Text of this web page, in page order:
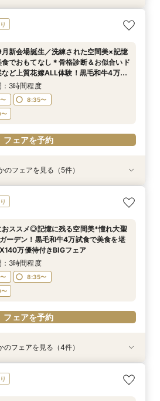
におススメ＞全館見学×4万コース試食×
談会
14:00〜
フェアを予約
カップル様へ】ふたりで選ぶ、ふたり
検定取得の専属スタッフがご案内◇
：3時間程度
14:00〜
フェアを予約
新会場誕生／洗練された空間美×記憶
食でおもてなし＊骨格診断＆お似合いド
など上質花嫁ALL体験！黒毛和牛4万試
：3時間程度
8:35〜
フェアを予約
る本格大聖堂×洗練された美食】黒毛
食で美食を確認！骨格診断＆お似合い
3時間程度
8:35〜
フェアを予約
の記憶に残るチャペル演出》ドレス映
聖堂で感動の挙式体験！骨格診断＆お
3時間程度
フェアを予約
に◎＞じっくり相談会×大聖堂×上質会
試食付きBIGフェア
8:35〜
フェアを予約
視の方へ◎＞こだわり抜いた記憶に残る
◇黒毛和牛4万試食付き！骨格診断＆お
3時間程度
8:35〜
フェアを予約
花嫁に◎SNSで話題の最新マッピング演
試食付きBIGフェア
8:35〜
フェアを予約
のフェアを見る（5件）
おススメ◎記憶に残る空間美*憧れ大聖
ーデン！黒毛和牛4万試食で美食を堪
万優待付きBIGフェア
：3時間程度
8:35〜
フェアを予約
る本格大聖堂×洗練された美食】黒毛
食で美食を確認！骨格診断＆お似合い
視の方へ◎＞こだわり抜いた記憶に残る
◇黒毛和牛4万試食付き！骨格診断＆お
花嫁に◎SNSで話題の最新マッピング演
試食付きBIGフェア
◎《東京を一望！地上55ｍのルーフトッ
とは思えない開放感を体感◆黒毛和牛4
のフェアを見る（4件）